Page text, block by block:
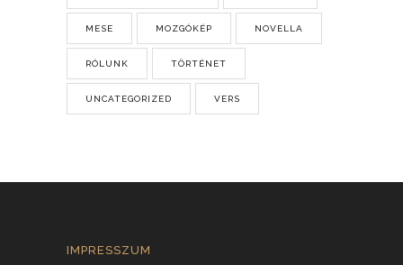
MESE MOZGÓKÉP NOVELLA
RÓLUNK TÖRTÉNET
UNCATEGORIZED VERS
IMPRESSZUM